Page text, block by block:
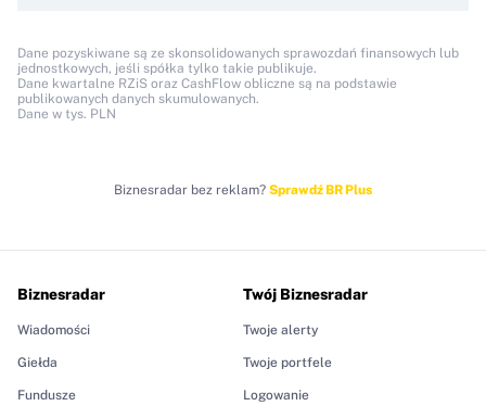
Dane pozyskiwane są ze skonsolidowanych sprawozdań finansowych lub
jednostkowych, jeśli spółka tylko takie publikuje.
Dane kwartalne RZiS oraz CashFlow obliczne są na podstawie
publikowanych danych skumulowanych.
Dane w tys. PLN
Biznesradar bez reklam? Sprawdź BR Plus
Biznesradar
Wiadomości
Giełda
Fundusze
Twój Biznesradar
Twoje alerty
Twoje portfele
Logowanie